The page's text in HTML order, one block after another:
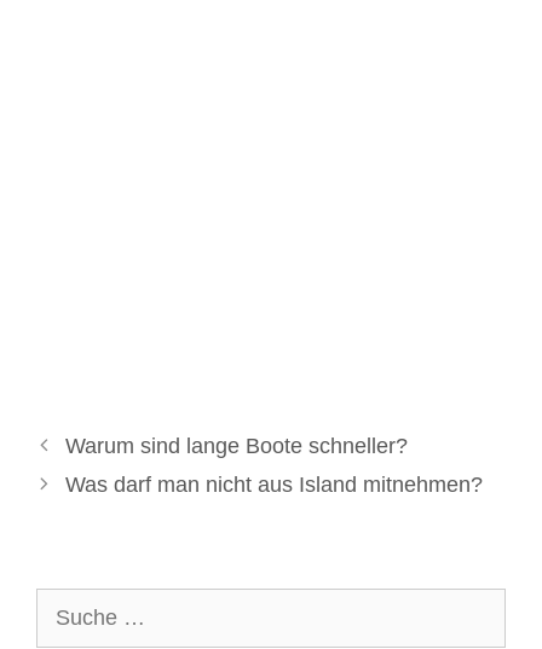
Warum sind lange Boote schneller?
Was darf man nicht aus Island mitnehmen?
nach: